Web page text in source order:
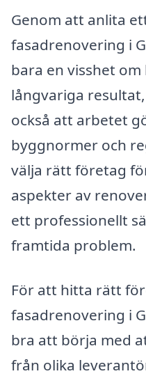
Genom att anlita
fasadrenovering i
bara en visshet
långvariga
också att arbetet
byggnormer och
välja rätt företag
aspekter av
ett professionellt
framtida problem.
För att hitta rätt
fasadrenovering i
bra att börja med
från olika